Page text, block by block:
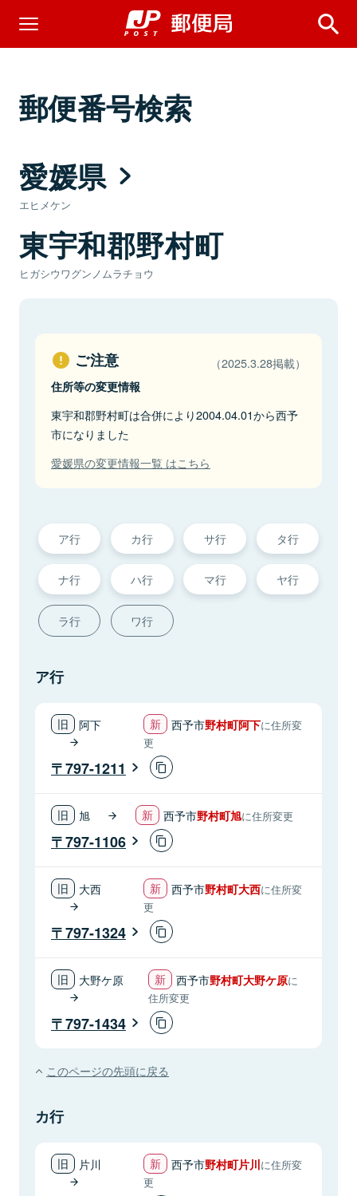
郵便番号検索
愛媛県
エヒメケン
東宇和郡野村町
ヒガシウワグンノムラチョウ
ご注意 （2025.3.28掲載）
住所等の変更情報
東宇和郡野村町は合併により2004.04.01から西予
市になりました
愛媛県の変更情報一覧 はこちら
ア行 カ行 サ行 タ行
ナ行 ハ行 マ行 ヤ行
ラ行 ワ行
ア行
阿下 西予市野村町阿下に住所変
更
797-1211
旭 西予市野村町旭に住所変更
797-1106
大西 西予市野村町大西に住所変
更
797-1324
大野ケ原 西予市野村町大野ケ原に
住所変更
797-1434
このページの先頭に戻る
カ行
片川 西予市野村町片川に住所変
更